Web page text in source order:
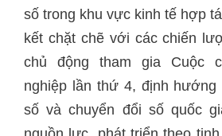
số trong khu vực kinh tế hợp
kết chặt chẽ với các chiến
chủ động tham gia Cuộc
nghiệp lần thứ 4, định hướng
số và chuyển đổi số quốc